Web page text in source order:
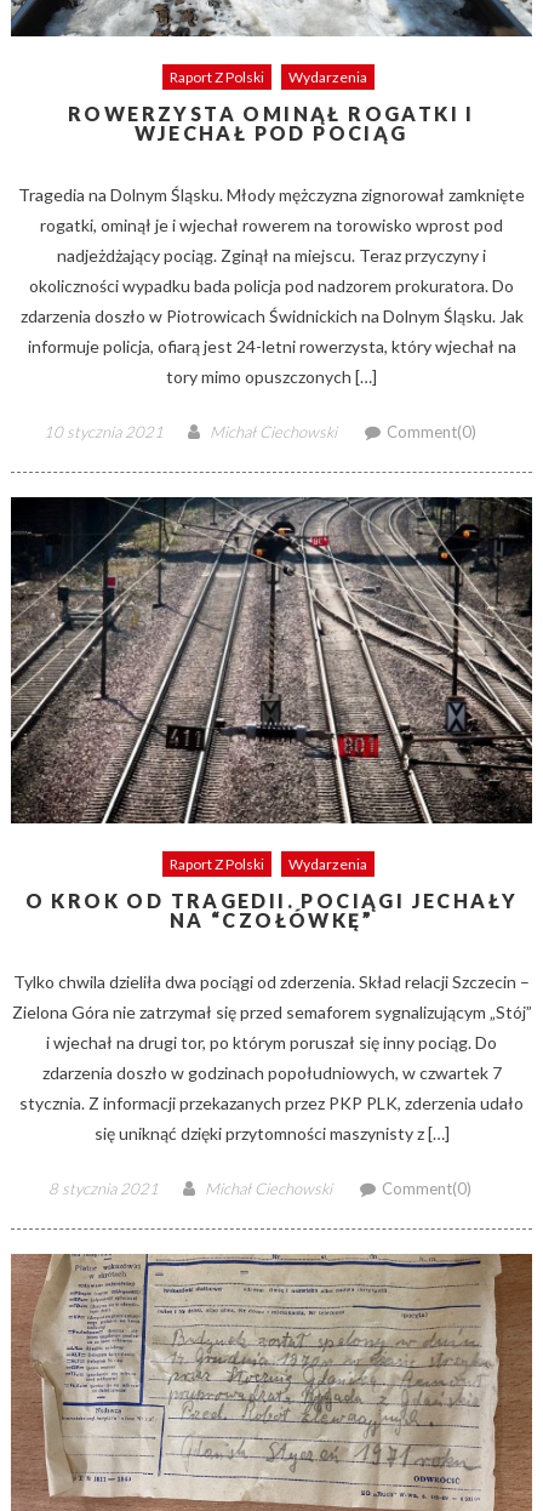
Raport Z Polski Wydarzenia
ROWERZYSTA OMINĄŁ ROGATKI I
WJECHAŁ POD POCIĄG
Tragedia na Dolnym Śląsku. Młody mężczyzna zignorował zamknięte
rogatki, ominął je i wjechał rowerem na torowisko wprost pod
nadjeżdżający pociąg. Zginął na miejscu. Teraz przyczyny i
okoliczności wypadku bada policja pod nadzorem prokuratora. Do
zdarzenia doszło w Piotrowicach Świdnickich na Dolnym Śląsku. Jak
informuje policja, ofiarą jest 24-letni rowerzysta, który wjechał na
tory mimo opuszczonych […]
Posted
10 stycznia 2021 Author
Michał Ciechowski Comment(0)
Raport Z Polski Wydarzenia
O KROK OD TRAGEDII. POCIĄGI JECHAŁY
NA “CZOŁÓWKĘ”
Tylko chwila dzieliła dwa pociągi od zderzenia. Skład relacji Szczecin –
Zielona Góra nie zatrzymał się przed semaforem sygnalizującym „Stój”
i wjechał na drugi tor, po którym poruszał się inny pociąg. Do
zdarzenia doszło w godzinach popołudniowych, w czwartek 7
stycznia. Z informacji przekazanych przez PKP PLK, zderzenia udało
się uniknąć dzięki przytomności maszynisty z […]
Posted
8 stycznia 2021 Author
Michał Ciechowski Comment(0)